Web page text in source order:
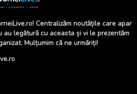
Centralizăm noutățile care apar
au legătură cu aceasta și vi le prezentăm
Mulțumim că ne urmăriți!